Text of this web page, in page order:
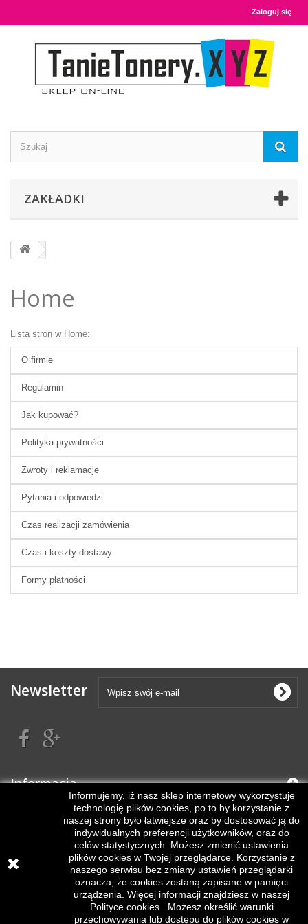
Zaloguj się
ZAKŁADKI
Home
Lista stron w Home:
O firmie
Regulamin
Jak kupować?
Polityka prywatności
Zwroty i reklamacje
Pytania i odpowiedzi
Czas realizacji zamówienia
Czas i koszty dostawy
Formy płatności
Newsletter
Informacja
© 2017 - TanieTonery.XYZ - Wszelkie prawa zastrzeżone | Korzystanie
ze sklepu oznacza akceptacjęregulaminu.
Partner technologiczny :
Moje konto
Informacja o sklepie
Informujemy, iż nasz sklep internetowy wykorzystuje
technologię plików cookies, po to by korzystanie z
naszej strony było łatwiejsze oraz by dostosować ją do
indywidualnych preferencji użytkowników, oraz do
celów statystycznych. Możesz zmienić ustawienia
plików cookies w Twojej przeglądarce. Korzystanie z
naszego serwisu bez zmiany ustawień przeglądarki
oznacza, że cookies zostaną zapisane w pamięci
urządzenia. Więcej informacji znajdziesz w naszej
Polityce cookies.. Możesz określić warunki
przechowywania lub dostępu do plików cookies w